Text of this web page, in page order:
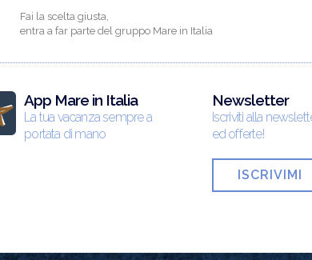
Fai la scelta giusta,
entra a far parte del gruppo Mare in Italia
App Mare in Italia
La tua vacanza sempre a
portata di mano
Newsletter
Iscriviti alla
ed offerte!
ISCRIVIMI